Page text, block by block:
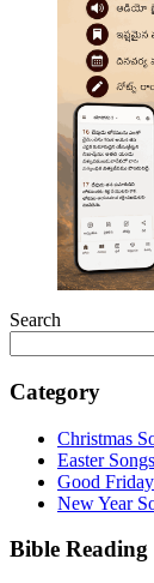
Search
Category
Christmas
Easter
Good
New Year
Bible Reading